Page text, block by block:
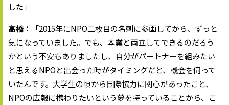
した」
高橋：
「2015年にNPO二枚目の名刺に参画してから、ずっと
気になっていました。でも、本業と両立してできるのだろう
かという不安もありましたし、自分がパートナーを組みたい
と思えるNPOと出会った時がタイミングだと、機会を伺って
いたんです。大学生の頃から国際協力に関心があったこと、
NPOの広報に携わりたいという夢を持っていることから、こ